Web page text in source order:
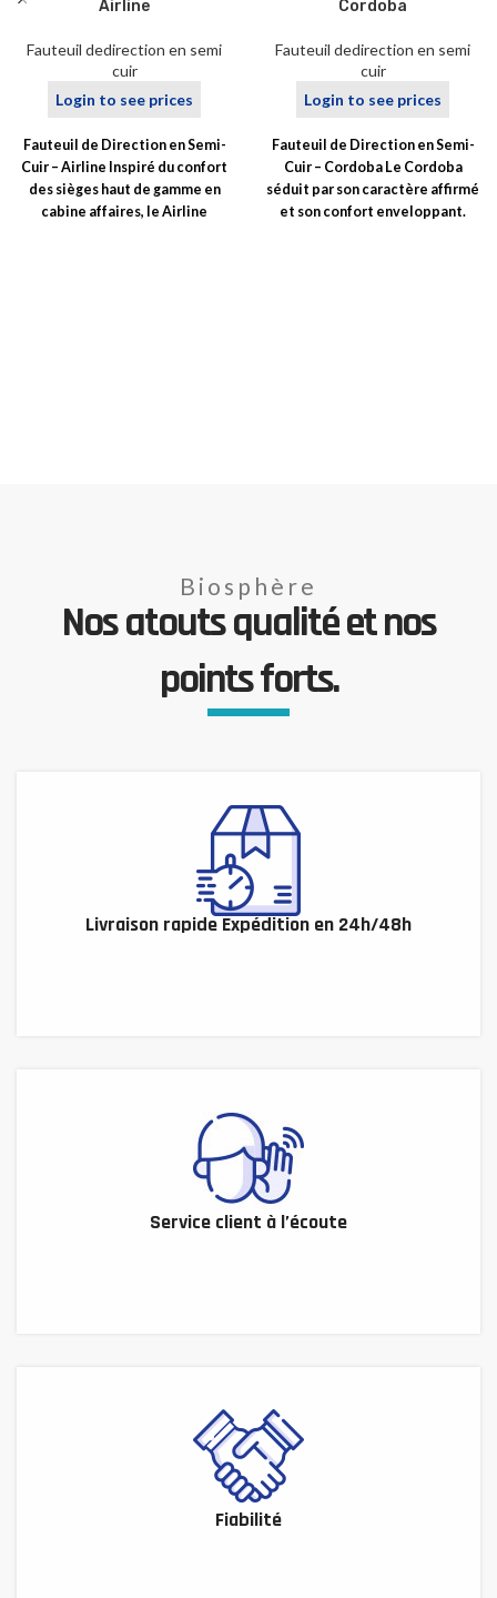
Airline
Fauteuil dedirection en semi
cuir
Login to see prices
Fauteuil de Direction en Semi-
Cuir – Airline Inspiré du confort
des sièges haut de gamme en
cabine affaires, le Airline
Cordoba
Fauteuil dedirection en semi
cuir
Login to see prices
Fauteuil de Direction en Semi-
Cuir – Cordoba Le Cordoba
séduit par son caractère affirmé
et son confort enveloppant.
Biosphère
Nos atouts qualité et nos
points forts.
Livraison rapide Expédition en 24h/48h
Service client à l’écoute
Fiabilité